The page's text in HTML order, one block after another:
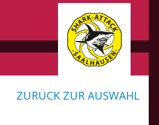
ZURÜCK ZUR AUSWAHL